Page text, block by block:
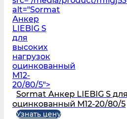
alt="Sormat
Анкер
LIEBIG S
для
высоких
нагрузок
оцинкованный
M12-
20/80/5">
Sormat Анкер LIEBIG S
оцинкованный M12-20/80/5
Узнать цену